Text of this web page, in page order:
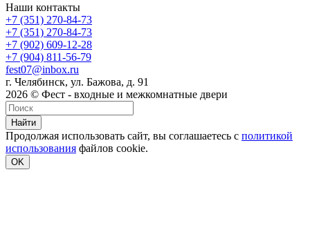
Наши контакты
+7 (351) 270-84-73
+7 (351) 270-84-73
+7 (902) 609-12-28
+7 (904) 811-56-79
fest07@inbox.ru
г. Челябинск, ул. Бажова, д. 91
2026 © Фест - входные и межкомнатные двери
Найти
Продолжая использовать сайт, вы соглашаетесь с политикой
использования файлов cookie.
OK